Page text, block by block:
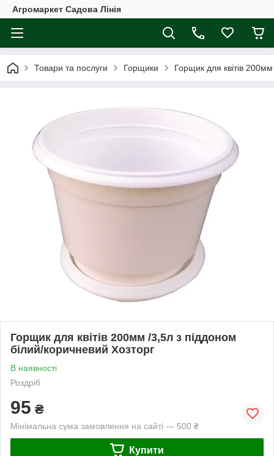
Агромаркет Садова Лінія
Товари та послуги Горщики Горщик для квітів
Горщик для квітів 200мм /3,5л з піддоном
білий/коричневий Хозторг
В наявності
Роздріб
95 ₴
Мінімальна сума замовлення на сайті — 500 ₴
Купити